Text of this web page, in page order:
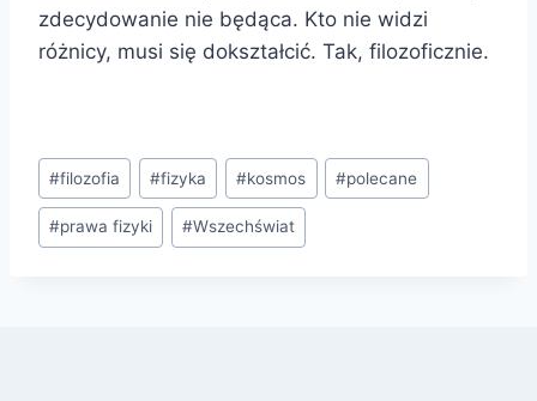
zdecydowanie nie będąca. Kto nie widzi
różnicy, musi się dokształcić. Tak, filozoficznie.
Tagi
wpisu:
#filozofia #fizyka #kosmos #polecane
#prawa fizyki #Wszechświat